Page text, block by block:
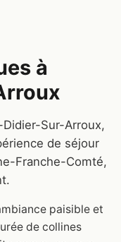
à
Sur-Arroux,
de séjour
Franche-Comté,
paisible et
de collines